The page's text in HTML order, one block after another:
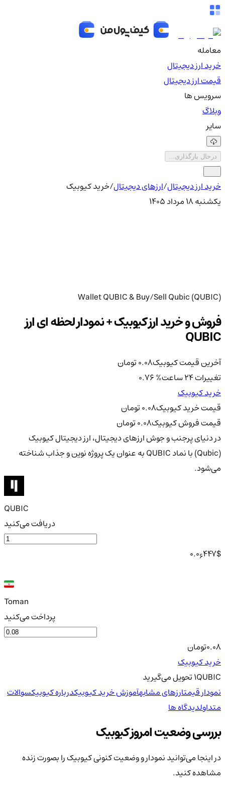
معامله
خرید ارز دیجیتال
قیمت ارز دیجیتال
سرویس ها
وبلاگ
سایر
درحال بارگذاری...
خرید ارز دیجیتال/ارزهای دیجیتال/خرید کیوبیک
یکشنبه ۱۸ مرداد ۱۴۰۵
Wallet QUBIC & Buy/Sell Qubic (QUBIC)
فروش و خرید ارز کیوبیک + نمودار لحظه ای ارز
QUBIC
آخرین قیمت کیوبیک0.08تومان
تغییرات 24 ساعت
0.76%
خرید کیوبیک
قیمت خرید کیوبیک0.08تومان
قیمت فروش کیوبیک0.08تومان
در دنیای پرجنب و جوش ارزهای دیجیتال، ارز دیجیتال کیوبیک
(Qubic) با نماد QUBIC به عنوان یک پروژه نوین و جذاب شناخته
می‌شود.
QUBIC
دریافت می‌کنید
0.06447$
Toman
پرداخت می‌کنید
0.08تومان
خرید کیوبیک
1QUBICتحویلمی‌گیرید
نمودار قیمتارزهای مشابهآموزش خرید کیوبیکدرباره کیوبیکسوالات
متداولدیدگاه ها
بررسی وضعیت امروز کیوبیک
در اینجا می‌توانید نمودار و وضعیت کنونی کیوبیک را بصورت زنده
مشاهده کنید.